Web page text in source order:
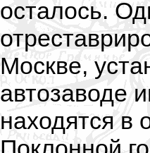
осталось.
Москве,
автозаводе
находятся в